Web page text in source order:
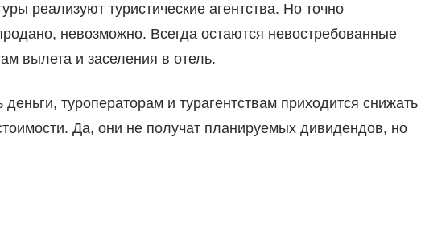
реализуют туристические агентства. Но точно
невозможно. Всегда остаются невостребованные
вылета и заселения в отель.
туроператорам и турагентствам приходится снижать
Да, они не получат планируемых дивидендов, но